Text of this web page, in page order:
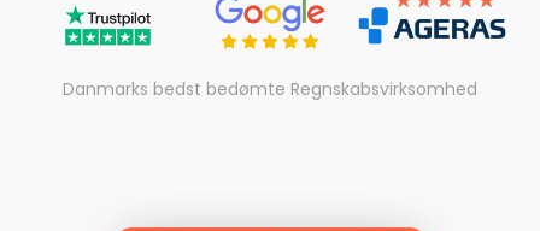
Danmarks bedst bedømte Regnskabsvirksomhed